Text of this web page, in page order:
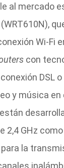
al mercado
Wi-Fi
con
DSL
y música en
GHz
la